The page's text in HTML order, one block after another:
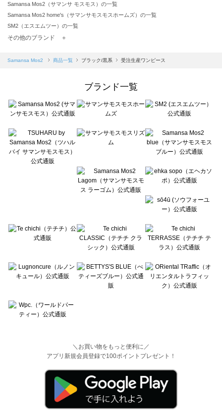
Samansa Mos2（サマンサ モスモス）の一覧
Samansa Mos2 home's（サマンサモスモスホームズ）の一覧
SM2（エスエムツー）の一覧
TSUHARU by Samansa Mos2（ツハルバイサマンサモスモス）の一覧
Samansa Mos2 blue（サマンサモスモス ブルー）の一覧
Te chichi（テチチ）の一覧
Te chichi CLASSIC（テチチ クラシック）の一覧
Lugnoncure（ルノンキュール）の一覧
BETTY'S BLUE（べティーズブルー）の一覧
Wpc.（ワールドパーティー）の一覧
その他のブランド ＋
Samansa Mos2 商品一覧 ブラック/黒系 受注生産ワンピース
ブランド一覧
＼お買い物をもっと便利に／
アプリ新規会員登録で100ポイントプレゼント！